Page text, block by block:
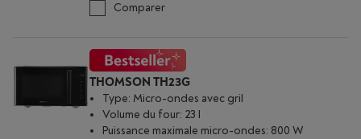
Comparer
THOMSON TH23G
Type: Micro-ondes avec gril
Volume du four: 23 l
Puissance maximale micro-ondes: 800 W